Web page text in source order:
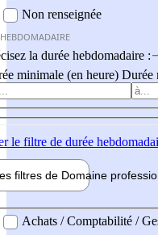
Non renseignée
la durée hebdomadaire :
minimale (en heure) Durée
le filtre de durée
filtres de Domaine pro
professionel
Achats / Comptabilité /